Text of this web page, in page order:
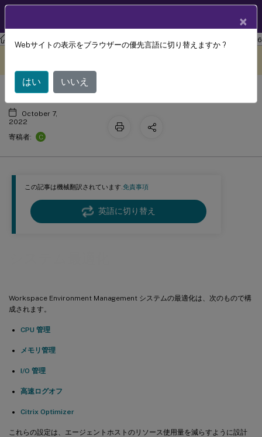
ワークスペース環境管理 Workspace Environment Management 2206
この記事は機械翻訳されています.免責事項
英語に切り替え
Workspace Environment Management システムの最適化は、次のもので構
成されます。
CPU 管理
メモリ管理
I/O 管理
高速ログオフ
Citrix Optimizer
これらの設定は、エージェントホストのリソース使用量を減らすように設計
システム最適化
October 7,
2022
寄稿者:
C
×
Webサイトの表示をブラウザーの優先言語に切り替えますか ?
はい いいえ